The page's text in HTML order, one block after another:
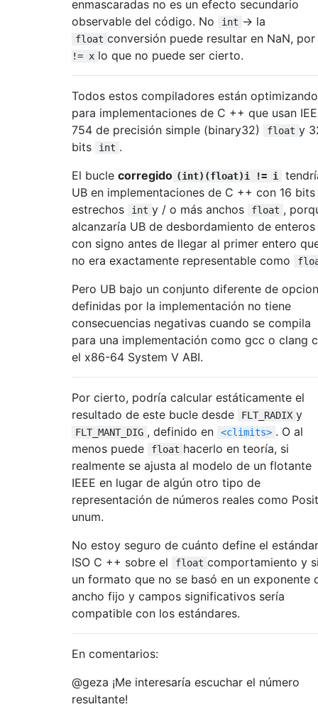
enmascaradas no es un efecto secundario
observable del código. No
int -> la
float conversión puede resultar en NaN, por
!= x lo que no puede ser cierto.
Todos estos compiladores están optimizando
para implementaciones de C ++ que usan
754 de precisión simple (binary32)
float y
bits
int .
El bucle corregido (int)(float)i != i
UB en implementaciones de C ++ con 16 bits
estrechos
int y / o más anchos float ,
alcanzaría UB de desbordamiento de enteros
con signo antes de llegar al primer entero
no era exactamente representable como
Pero UB bajo un conjunto diferente de
definidas por la implementación no tiene
consecuencias negativas cuando se compila
para una implementación como gcc o clang
el x86-64 System V ABI.
Por cierto, podría calcular estáticamente el
resultado de este bucle desde
FLT_RADIX y
FLT_MANT_DIG , definido en <climits> . O al
menos puede
float hacerlo en teoría, si
realmente se ajusta al modelo de un flotante
IEEE en lugar de algún otro tipo de
representación de números reales como
unum.
No estoy seguro de cuánto define el estándar
ISO C ++ sobre el
float comportamiento y
un formato que no se basó en un exponente
ancho fijo y campos significativos sería
compatible con los estándares.
En comentarios:
@geza ¡Me interesaría escuchar el número
resultante!